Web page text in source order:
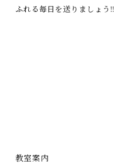
ふれる毎日を送りましょう!!
教室案内